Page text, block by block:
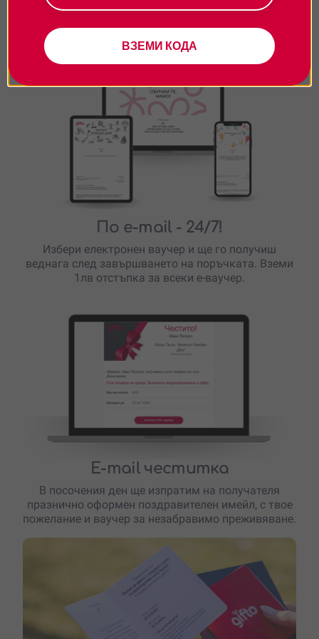
Подарявай модерно
По e-mail - 24/7!
Избери електронен ваучер и ще го получиш
веднага след завършването на поръчката. Вземи
1лв отстъпка за всеки е-ваучер.
E-mail честитка
В посочения ден ще изпратим на получателя
празнично оформен поздравителен имейл, с твое
пожелание и ваучер за незабравимо преживяване.
ВЗЕМИ КОДА